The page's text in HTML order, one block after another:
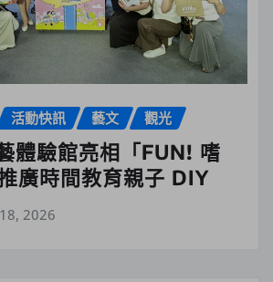
活動快訊 藝文 觀光
體驗館亮相「FUN! 嗜
廣時間教育親子 DIY
2026